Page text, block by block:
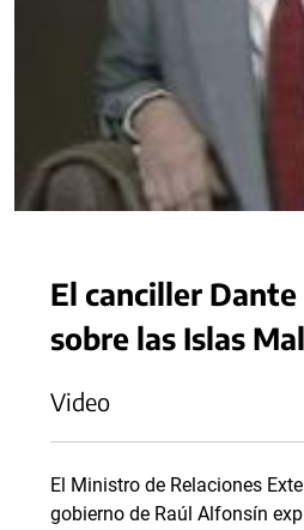
El canciller
sobre las Islas
Video
El Ministro de Relaciones
gobierno de Raúl Alfonsín